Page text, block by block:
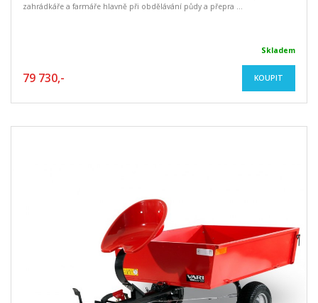
zahrádkáře a farmáře hlavně při obdělávání půdy a přepra ...
Skladem
79 730,- KOUPIT